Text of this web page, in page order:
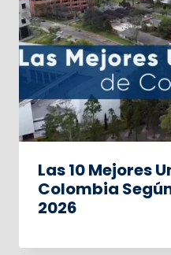
Las 10 Mejores
Colombia
2026